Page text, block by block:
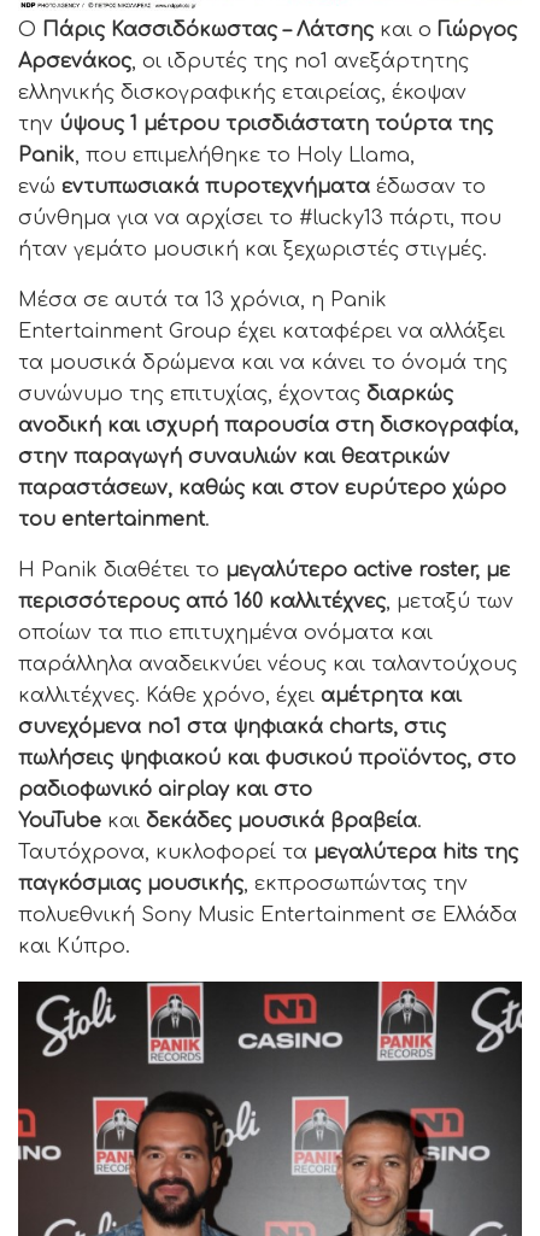
Ο Πάρις Κασσιδόκωστας – Λάτσης και ο Γιώργος
Αρσενάκος, οι ιδρυτές της no1 ανεξάρτητης
ελληνικής δισκογραφικής εταιρείας, έκοψαν
την ύψους 1 μέτρου τρισδιάστατη τούρτα της
Panik, που επιμελήθηκε το Holy Llama,
ενώ εντυπωσιακά πυροτεχνήματα έδωσαν το
σύνθημα για να αρχίσει το #lucky13 πάρτι, που
ήταν γεμάτο μουσική και ξεχωριστές στιγμές.
Μέσα σε αυτά τα 13 χρόνια, η Panik
Entertainment Group έχει καταφέρει να αλλάξει
τα μουσικά δρώμενα και να κάνει το όνομά της
συνώνυμο της επιτυχίας, έχοντας διαρκώς
ανοδική και ισχυρή παρουσία στη δισκογραφία,
στην παραγωγή συναυλιών και θεατρικών
παραστάσεων, καθώς και στον ευρύτερο χώρο
του entertainment.
Η Panik διαθέτει το μεγαλύτερο active roster, με
περισσότερους από 160 καλλιτέχνες, μεταξύ των
οποίων τα πιο επιτυχημένα ονόματα και
παράλληλα αναδεικνύει νέους και ταλαντούχους
καλλιτέχνες. Κάθε χρόνο, έχει αμέτρητα και
συνεχόμενα no1 στα ψηφιακά charts, στις
πωλήσεις ψηφιακού και φυσικού προϊόντος, στο
ραδιοφωνικό airplay και στo
YouTube και δεκάδες μουσικά βραβεία.
Ταυτόχρονα, κυκλοφορεί τα μεγαλύτερα hits της
παγκόσμιας μουσικής, εκπροσωπώντας την
πολυεθνική Sony Music Entertainment σε Ελλάδα
και Κύπρο.